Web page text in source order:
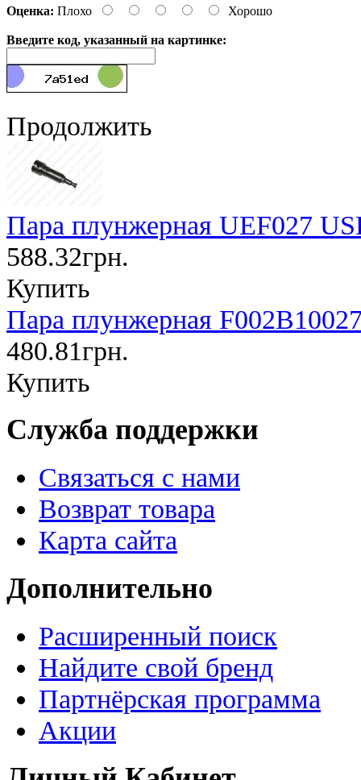
Оценка: Плохо Хорошо
Введите код, указанный на картинке:
Продолжить
Пара плунжерная UEF027
588.32грн.
Купить
Пара плунжерная
480.81грн.
Купить
Служба поддержки
Связаться с нами
Возврат товара
Карта сайта
Дополнительно
Расширенный поиск
Найдите свой бренд
Партнёрская программа
Акции